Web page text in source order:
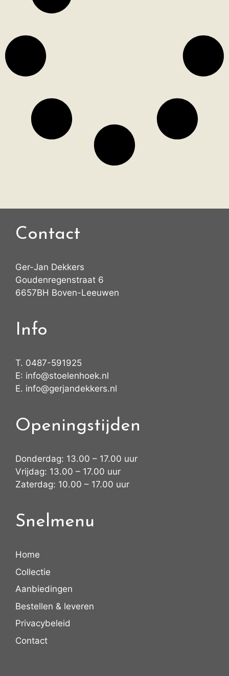
Contact
Ger-Jan Dekkers
Goudenregenstraat 6
6657BH Boven-Leeuwen
Info
T. 0487-591925
E: info@stoelenhoek.nl
E. info@gerjandekkers.nl
Openingstijden
Donderdag: 13.00 – 17.00 uur
Vrijdag: 13.00 – 17.00 uur
Zaterdag: 10.00 – 17.00 uur
Snelmenu
Home
Collectie
Aanbiedingen
Bestellen & leveren
Privacybeleid
Contact